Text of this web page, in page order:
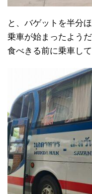
と、バゲットを半分
乗車が始まったようだ
食べきる前に乗車し